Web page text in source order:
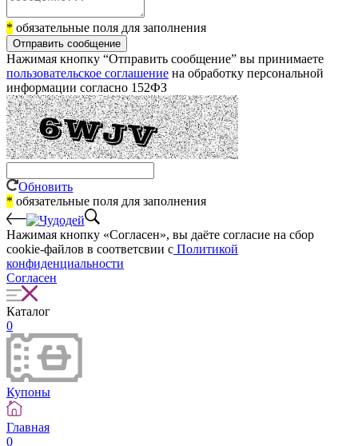
* обязательные поля для заполнения
Отправить сообщение
Нажимая кнопку “Отправить сообщение” вы принимаете
пользовательское соглашение на обработку персональной
информации согласно 152ФЗ
Обновить
* обязательные поля для заполнения
Нажимая кнопку «Согласен», вы даёте cогласие на сбор
cookie-файлов в соответсвии с Политикой
конфиденциальности
Согласен
Каталог
0
Купоны
Главная
0